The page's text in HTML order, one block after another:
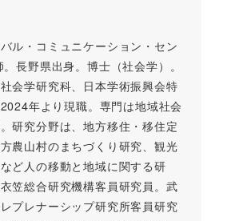
ル・コミュニケーション・セン
長野県出身。博士（社会学）。
会学研究科、日本学術振興会特
年より現職。専門は地域社会
研究分野は、地方移住・移住定
農山村のまちづくり研究、観光
ど人の移動と地域に関する研
笠総合研究機構客員研究員。武
プレナーシップ研究所客員研究